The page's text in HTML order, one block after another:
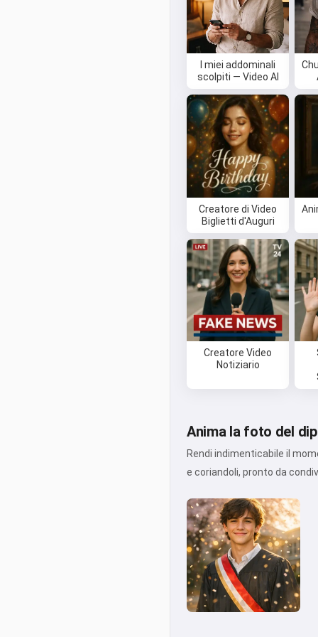
I miei addominali
scolpiti — Video AI
Creatore di Video
Biglietti d'Auguri
Creatore Video
Notiziario
Anima la foto del
Rendi indimenticabile il
e coriandoli, pronto da